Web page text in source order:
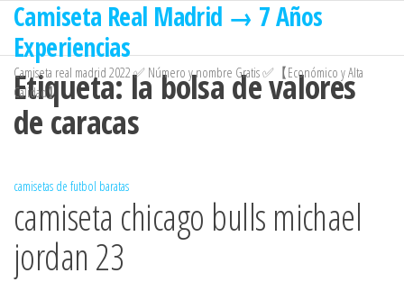
Saltar
contenido
Camiseta Real Madrid → 7 Años
Experiencias
Camiseta real madrid 2022 ✅ Número y nombre Gratis ✅【Económico y Alta
Calidad】
Etiqueta:la bolsa de valores
de caracas
camisetas de futbol baratas
camiseta chicago bulls michael
jordan 23